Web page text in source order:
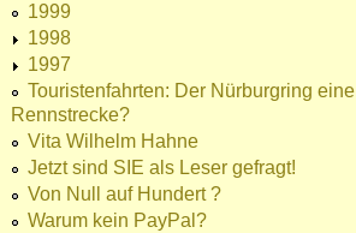
1999
1998
1997
Touristenfahrten: Der Nürburgring eine
Rennstrecke?
Vita Wilhelm Hahne
Jetzt sind SIE als Leser gefragt!
Von Null auf Hundert ?
Warum kein PayPal?